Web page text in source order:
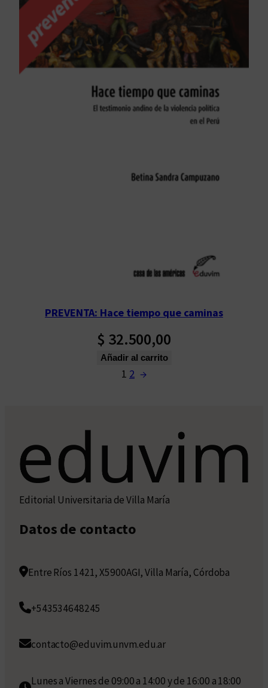
PREVENTA: Hace tiempo que caminas
$ 32.500,00
Añadir al carrito
1 2 →
Editorial Universitaria de Villa María
Datos de contacto
Entre Ríos 1421, X5900AGI, Villa María, Córdoba
+543534648245
contacto@eduvim.unvm.edu.ar
Lunes a Viernes de 09:00 a 14:00 y de 16:00 a 18:00